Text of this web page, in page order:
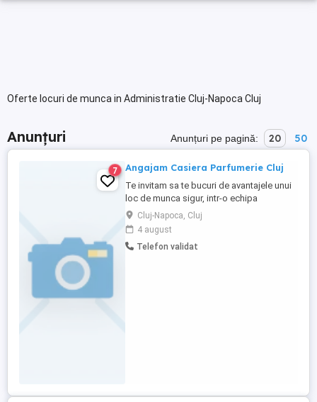
Oferte locuri de munca in Administratie Cluj-Napoca Cluj
Anunțuri Anunțuri pe pagină: 20 50
7 Angajam Casiera Parfumerie Cluj
Te invitam sa te bucuri de avantajele unui
loc de munca sigur, intr-o echipa
dinamica. Suntem in cautare de colega
pentru postul de casiera in magazinul
nostru de parfumuri, situat in orasul Cluj,
Memorandumului, nr. 3 Te vei bucura de
Cluj-Napoca, Cluj
4 august
Telefon validat